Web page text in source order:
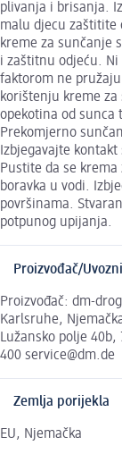
plivanja i brisanja.
malu djecu zaštitite
kreme za sunčanje
i zaštitnu odjeću.
faktorom ne
korištenju kreme za
opekotina od sunca
Prekomjerno
Izbjegavajte
Pustite da se
boravka u vodi.
površinama.
potpunog upijanja.
Proizvođač/
Proizvođač: dm-
Karlsruhe,
Lužansko polje 40b,
400 service@dm.de
Zemlja porijekla
EU, Njemačka